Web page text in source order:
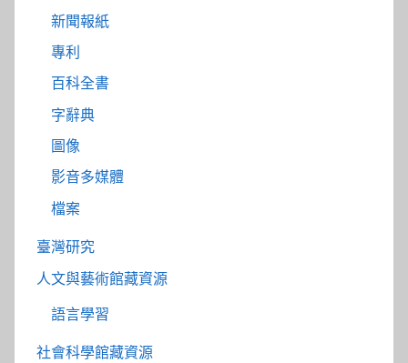
新聞報紙
專利
百科全書
字辭典
圖像
影音多媒體
檔案
臺灣研究
人文與藝術館藏資源
語言學習
社會科學館藏資源